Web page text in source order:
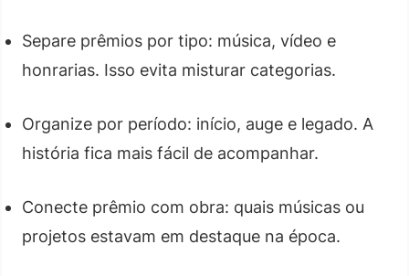
Separe prêmios por tipo: música, vídeo e
honrarias. Isso evita misturar categorias.
Organize por período: início, auge e legado. A
história fica mais fácil de acompanhar.
Conecte prêmio com obra: quais músicas ou
projetos estavam em destaque na época.